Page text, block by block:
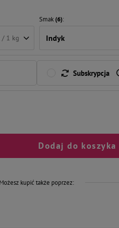
/ 1 kg
Smak(6)
Indyk
Subskrypcja
Dodaj do koszyka
Możesz kupić także poprzez: